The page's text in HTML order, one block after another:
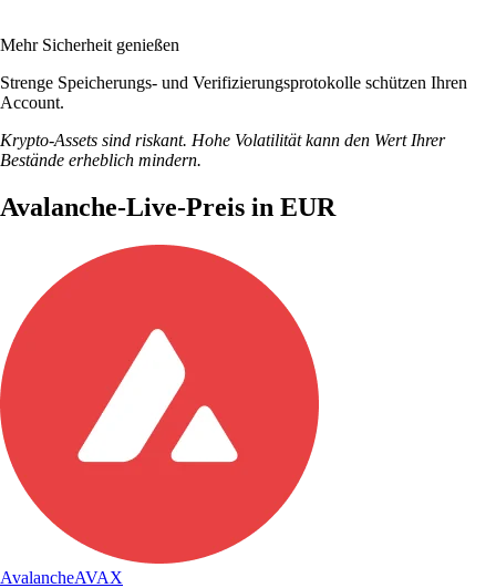
Mehr Sicherheit genießen
Strenge Speicherungs- und Verifizierungsprotokolle schützen Ihren
Account.
Krypto-Assets sind riskant. Hohe Volatilität kann den Wert Ihrer
Bestände erheblich mindern.
Avalanche-Live-Preis in EUR
AvalancheAVAX